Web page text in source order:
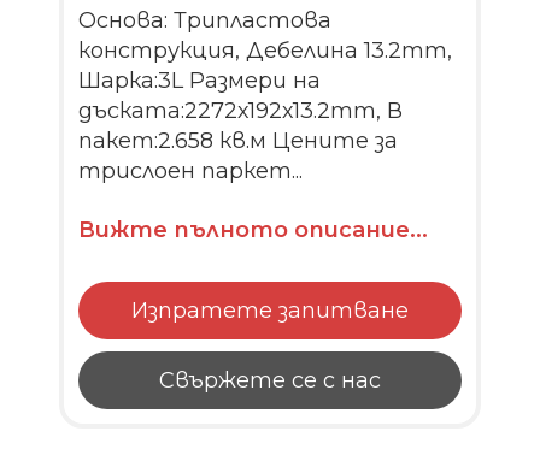
Основа: Трипластова
конструкция, Дебелина 13.2mm,
Шарка:3L Размери на
дъската:2272х192х13.2mm, В
пакет:2.658 кв.м Цените за
трислоен паркет...
Вижте пълното описание...
Изпратете запитване
Свържете се с нас